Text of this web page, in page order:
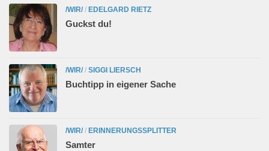
/WIR/ / EDELGARD RIETZ
Guckst du!
/WIR/ / SIGGI LIERSCH
Buchtipp in eigener Sache
/WIR/ / ERINNERUNGSSPLITTER
Samter